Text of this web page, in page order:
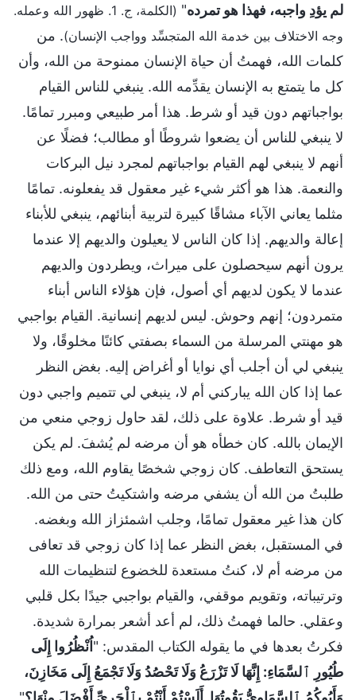
لم يؤدِ واجبه، فهذا هو تمرده"
(الكلمة، ج. 1. ظهور الله وعمله.
وجه الاختلاف بين خدمة الله المتجسِّد وواجب الإنسان). من
كلمات الله، فهمتُ أن حياة الإنسان ممنوحة من الله، وأن
كل ما يتمتع به الإنسان يقدِّمه الله. ينبغي للناس القيام
بواجباتهم دون قيد أو شرط. هذا أمر طبيعي ومبرر تمامًا.
لا ينبغي للناس أن يضعوا شروطًا أو مطالب؛ فضلًا عن
أنهم لا ينبغي لهم القيام بواجباتهم لمجرد نيل البركات
والنعمة. هذا هو أكثر شيء غير معقول قد يفعلونه. تمامًا
مثلما يعاني الآباء مشاقًا كبيرة لتربية أبنائهم، ينبغي للأبناء
إعالة والديهم. إذا كان الناس لا يعيلون والديهم إلا عندما
يرون أنهم سيحصلون على ميراث، ويطردون والديهم
عندما لا يكون لديهم أي أصول، فإن هؤلاء الناس أبناء
متمردون؛ إنهم وحوش. ليس لديهم إنسانية. القيام بواجبي
هو مهنتي المرسلة من السماء بصفتي كائنًا مخلوقًا، ولا
ينبغي لي أن أجلب أي نوايا أو أغراض إليه. بغض النظر
عما إذا كان الله يباركني أم لا، ينبغي لي تتميم واجبي دون
قيد أو شرط. علاوة على ذلك، لقد حاول زوجي منعي من
الإيمان بالله. كان خطأه هو أن مرضه لم يُشفَ. لم يكن
يستحق التعاطف. كان زوجي شخصًا يقاوم الله، ومع ذلك
طلبتُ من الله أن يشفي مرضه واشتكيتُ حتى من الله.
كان هذا غير معقول تمامًا، وجلب اشمئزاز الله وبغضه.
في المستقبل، بغض النظر عما إذا كان زوجي قد تعافى
من مرضه أم لا، كنتُ مستعدة للخضوع لتنظيمات الله
وترتيباته، وتقويم موقفي، والقيام بواجبي جيدًا بكل قلبي
وعقلي. حالما فهمتُ ذلك، لم أعد أشعر بمرارة شديدة.
فكرتُ بعدها في ما يقوله الكتاب المقدس: "اُنْظُرُوا إِلَى
طُيُورِ ٱلسَّمَاءِ: إِنَّهَا لَا تَزْرَعُ وَلَا تَحْصُدُ وَلَا تَجْمَعُ إِلَى مَخَازِنَ،